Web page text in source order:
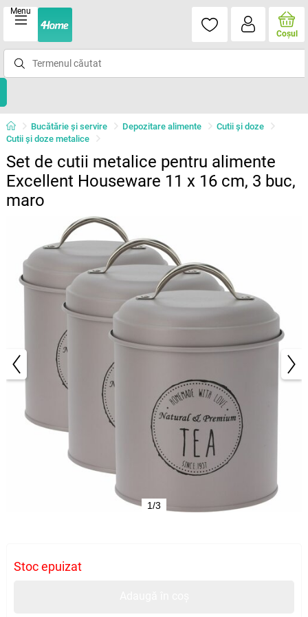
Menu
Coşul
Bucătărie și servire Depozitare alimente
Cutii şi doze
Cutii şi doze metalice
Set de cutii metalice pentru alimente
Excellent Houseware 11 x 16 cm, 3 buc,
maro
1/3
Stoc epuizat